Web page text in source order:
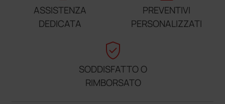
ASSISTENZA
DEDICATA
PREVENTIVI
PERSONALIZZATI
verified_user
SODDISFATTO O
RIMBORSATO